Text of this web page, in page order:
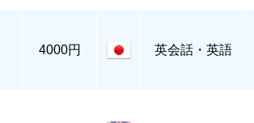
4000円 英会話・英語